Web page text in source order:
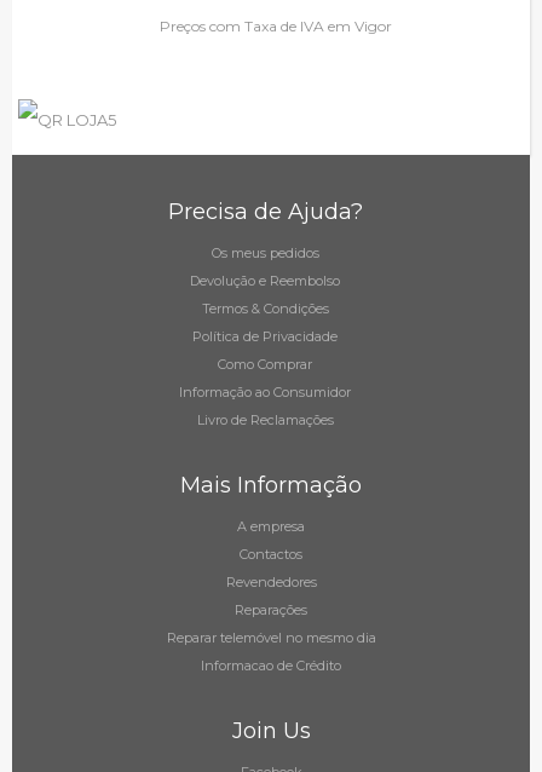
Preços com Taxa de IVA em Vigor
Precisa de Ajuda?
Os meus pedidos
Devolução e Reembolso
Termos & Condições
Política de Privacidade
Como Comprar
Informação ao Consumidor
Livro de Reclamações
Mais Informação
A empresa
Contactos
Revendedores
Reparações
Reparar telemóvel no mesmo dia
Informacao de Crédito
Join Us